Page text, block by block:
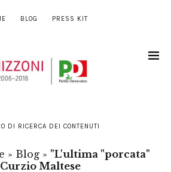
BLOG PRESS KIT
DI RICERCA DEI CONTENUTI
» Blog » "L'ultima "porcata"
Maltese